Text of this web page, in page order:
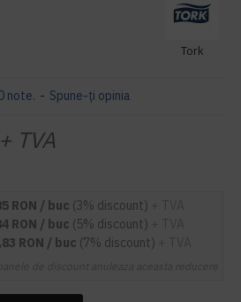
Tork
note. - Spune-ţi opinia
+ TVA
RON / buc (3% discount)
RON / buc (5% discount)
RON / buc (7% discount)